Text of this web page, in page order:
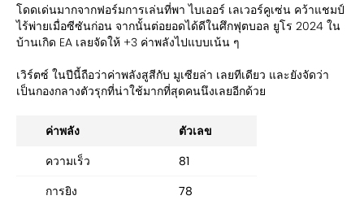
โดดเด่นมากจากฟอร์มการเล่นที่พา ไบเออร์ เลเวอร์คูเซ่น คว้าแชมป์
ไร้พ่ายเมื่อซีซันก่อน จากนั้นต่อยอดได้ดีในศึกฟุตบอล ยูโร 2024 ใน
บ้านเกิด EA เลยจัดให้ +3 ค่าพลังไปแบบเน้น ๆ
เวิร์ตซ์ ในปีนี้ถือว่าค่าพลังสูสีกับ มูเซียล่า เลยทีเดียว และยังจัดว่า
เป็นกองกลางตัวรุกที่น่าใช้มากที่สุดคนนึงเลยอีกด้วย
ค่าพลัง
ตัวเลข
ความเร็ว
81
การยิง
78